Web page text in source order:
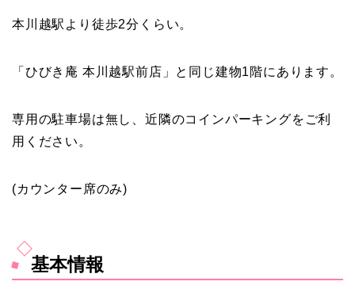
本川越駅より徒歩2分くらい。
「ひびき庵 本川越駅前店」と同じ建物1階にあります。
専用の駐車場は無し、近隣のコインパーキングをご利
用ください。
(カウンター席のみ)
基本情報